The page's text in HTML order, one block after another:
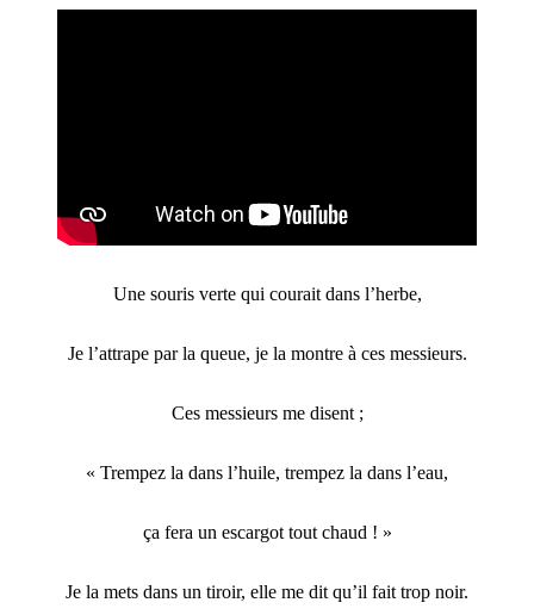
Une souris verte qui courait dans l’herbe,
Je l’attrape par la queue, je la montre à ces messieurs.
Ces messieurs me disent ;
« Trempez la dans l’huile, trempez la dans l’eau,
ça fera un escargot tout chaud ! »
Je la mets dans un tiroir, elle me dit qu’il fait trop noir.